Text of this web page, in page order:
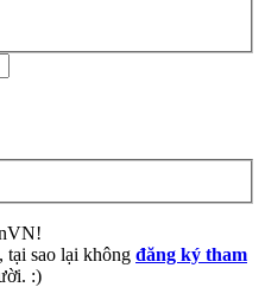
tại sao lại không đăng ký tham
:)